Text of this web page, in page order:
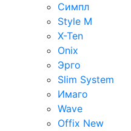
Симпл
Style M
X-Ten
Onix
Эрго
Slim System
Имаго
Wave
Offix New